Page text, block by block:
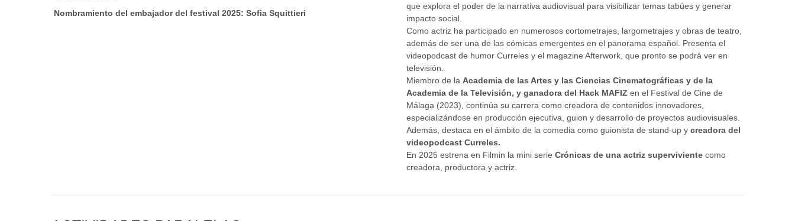
Nombramiento del embajador del festival 2025: Sofia Squittieri
que explora el poder de la narrativa audiovisual para visibilizar temas tabúes y generar
impacto social.
Como actriz ha participado en numerosos cortometrajes, largometrajes y obras de teatro,
además de ser una de las cómicas emergentes en el panorama español. Presenta el
videopodcast de humor Curreles y el magazine Afterwork, que pronto se podrá ver en
televisión.
Miembro de la Academia de las Artes y las Ciencias Cinematográficas y de la
Academia de la Televisión, y ganadora del Hack MAFIZ en el Festival de Cine de
Málaga (2023), continúa su carrera como creadora de contenidos innovadores,
especializándose en producción ejecutiva, guion y desarrollo de proyectos audiovisuales.
Además, destaca en el ámbito de la comedia como guionista de stand-up y creadora del
videopodcast Curreles.
En 2025 estrena en Filmin la mini serie Crónicas de una actriz superviviente como
creadora, productora y actriz.